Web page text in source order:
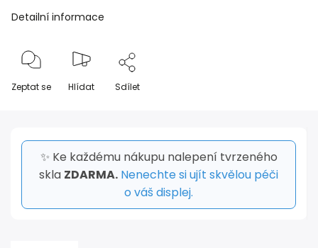
Detailní informace
Zeptat se Hlídat Sdílet
✨ Ke každému nákupu nalepení tvrzeného
skla ZDARMA. Nenechte si ujít skvělou péči
o váš displej.